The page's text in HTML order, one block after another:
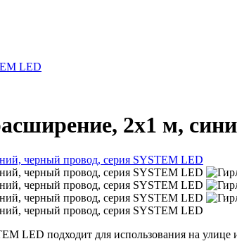
LED
2х1 м,
LED подходит для использования на